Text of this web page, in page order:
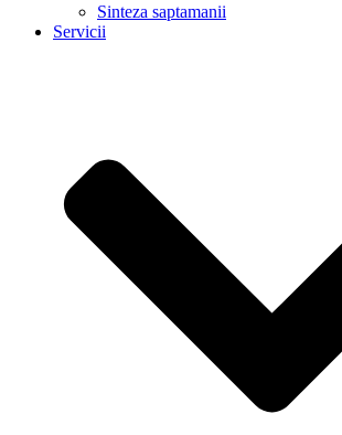
Sinteza saptamanii
Servicii